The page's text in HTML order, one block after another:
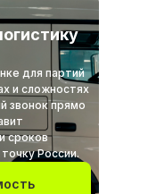
для партий
и сложностях
звонок прямо
сроков
России.